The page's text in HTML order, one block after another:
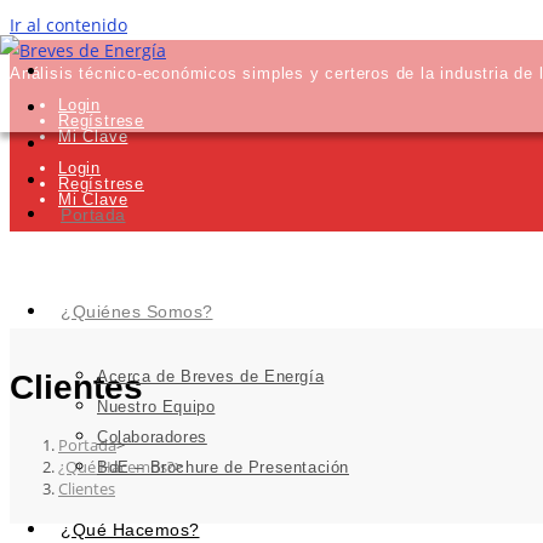
Ir al contenido
Análisis técnico-económicos simples y certeros de la industria de
Login
Regístrese
Mi Clave
Login
Regístrese
Mi Clave
Portada
¿Quiénes Somos?
Acerca de Breves de Energía
Nuestro Equipo
Colaboradores
BdE – Brochure de Presentación
¿Qué Hacemos?
Clientes
Portada>
¿Qué Hacemos?>
Clientes